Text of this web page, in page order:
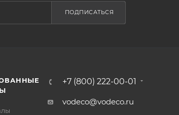
ПОДПИСАТЬСЯ
+7 (800) 222-00-01
vodeco@vodeco.ru